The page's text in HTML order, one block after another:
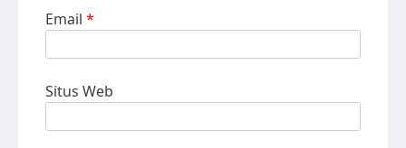
Email *
Situs Web